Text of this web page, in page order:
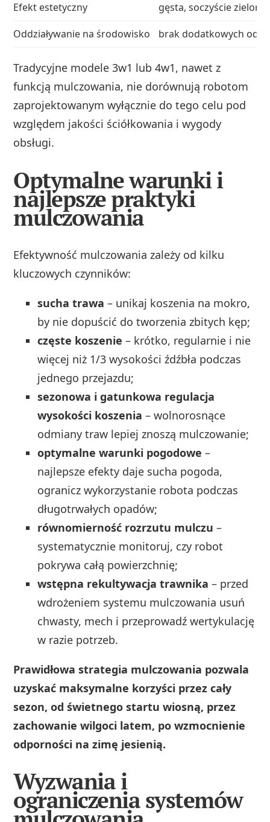
Efekt estetyczny
gęsta, soczyście
Oddziaływanie na środowisko
brak dodatkowych
Tradycyjne modele 3w1 lub 4w1, nawet z
funkcją mulczowania, nie dorównują robotom
zaprojektowanym wyłącznie do tego celu pod
względem jakości ściółkowania i wygody
obsługi.
Optymalne warunki i
najlepsze praktyki
mulczowania
Efektywność mulczowania zależy od kilku
kluczowych czynników:
sucha trawa – unikaj koszenia na mokro,
by nie dopuścić do tworzenia zbitych kęp;
częste koszenie – krótko, regularnie i nie
więcej niż 1/3 wysokości źdźbła podczas
jednego przejazdu;
sezonowa i gatunkowa regulacja
wysokości koszenia – wolnorosnące
odmiany traw lepiej znoszą mulczowanie;
optymalne warunki pogodowe –
najlepsze efekty daje sucha pogoda,
ogranicz wykorzystanie robota podczas
długotrwałych opadów;
równomierność rozrzutu mulczu –
systematycznie monitoruj, czy robot
pokrywa całą powierzchnię;
wstępna rekultywacja trawnika – przed
wdrożeniem systemu mulczowania usuń
chwasty, mech i przeprowadź wertykulację
w razie potrzeb.
Prawidłowa strategia mulczowania pozwala
uzyskać maksymalne korzyści przez cały
sezon, od świetnego startu wiosną, przez
zachowanie wilgoci latem, po wzmocnienie
odporności na zimę jesienią.
Wyzwania i
ograniczenia systemów